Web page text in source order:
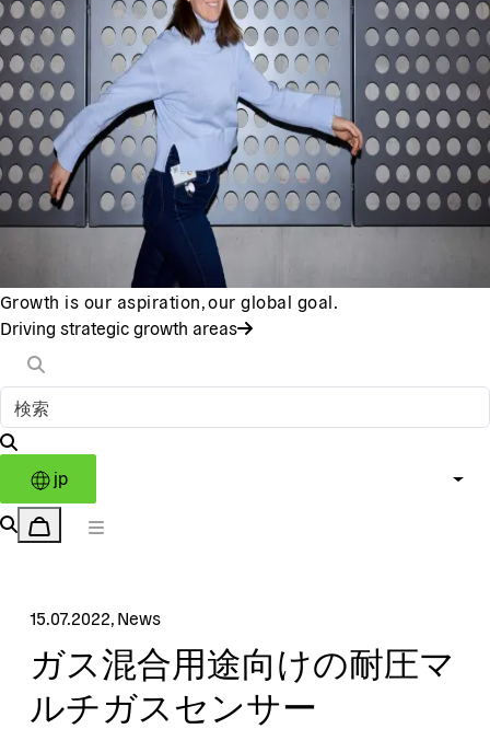
Growth is our aspiration, our global goal.
Driving strategic growth areas
jp
15.07.2022, News
ガス混合用途向けの耐圧マ
ルチガスセンサー